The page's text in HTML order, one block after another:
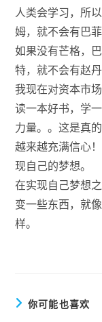
人类会学习，所
姆，就不会有巴
如果没有芒格，
特，就不会有赵
我现在对资本市场
读一本好书，学
力量。。这是真
越来越充满信心
现自己的梦想。
在实现自己梦想
变一些东西，就
样。
《时间
你可能也喜欢